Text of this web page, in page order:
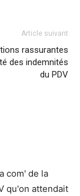
Article suivant
rassurantes
des indemnités
du PDV
com' de la
qu'on attendait